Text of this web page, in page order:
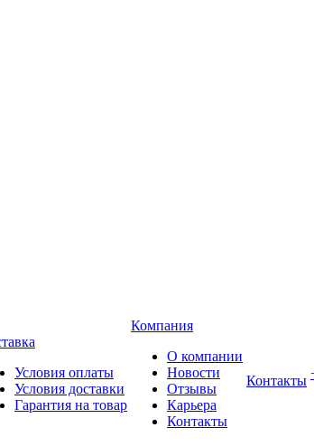
Условия оплаты
Условия доставки
Гарантия на товар
Компания
О компании
Новости
Отзывы
Карьера
Контакты
Контакты